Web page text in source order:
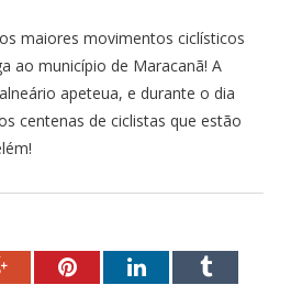
maiores movimentos ciclísticos
ao município de Maracanã! A
apeteua, e durante o dia
centenas de ciclistas que estão
Google+PinterestLinkedInTumblr